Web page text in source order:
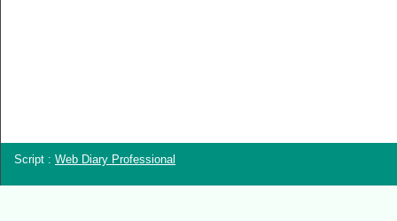
Script : Web Diary Professional